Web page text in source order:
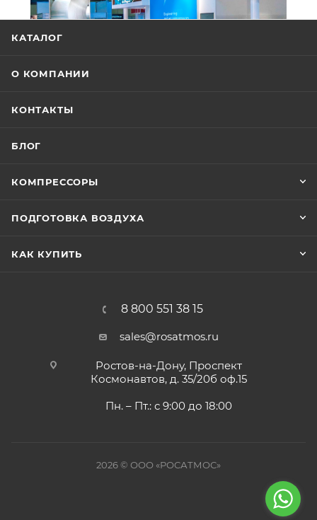
КАТАЛОГ
О КОМПАНИИ
КОНТАКТЫ
БЛОГ
КОМПРЕССОРЫ
ПОДГОТОВКА ВОЗДУХА
КАК КУПИТЬ
8 800 551 38 15
sales@rosatmos.ru
Ростов-на-Дону, Проспект
Космонавтов, д. 35/20б оф.15
Пн. – Пт.: с 9:00 до 18:00
2026 © ООО «РОСАТМОС»